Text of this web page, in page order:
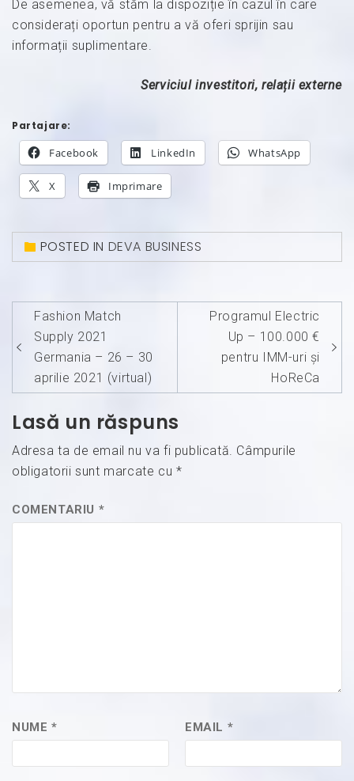
De asemenea, vă stăm la dispoziție în cazul în care
considerați oportun pentru a vă oferi sprijin sau
informații suplimentare.
Serviciul investitori, relații externe
Partajare:
Facebook LinkedIn WhatsApp
X Imprimare
POSTED IN DEVA BUSINESS
Navigare
în
articole
Fashion Match
Supply 2021
Germania – 26 – 30
aprilie 2021 (virtual)
Programul Electric
Up – 100.000 €
pentru IMM-uri și
HoReCa
Lasă un răspuns
Adresa ta de email nu va fi publicată. Câmpurile
obligatorii sunt marcate cu *
COMENTARIU *
NUME * EMAIL *